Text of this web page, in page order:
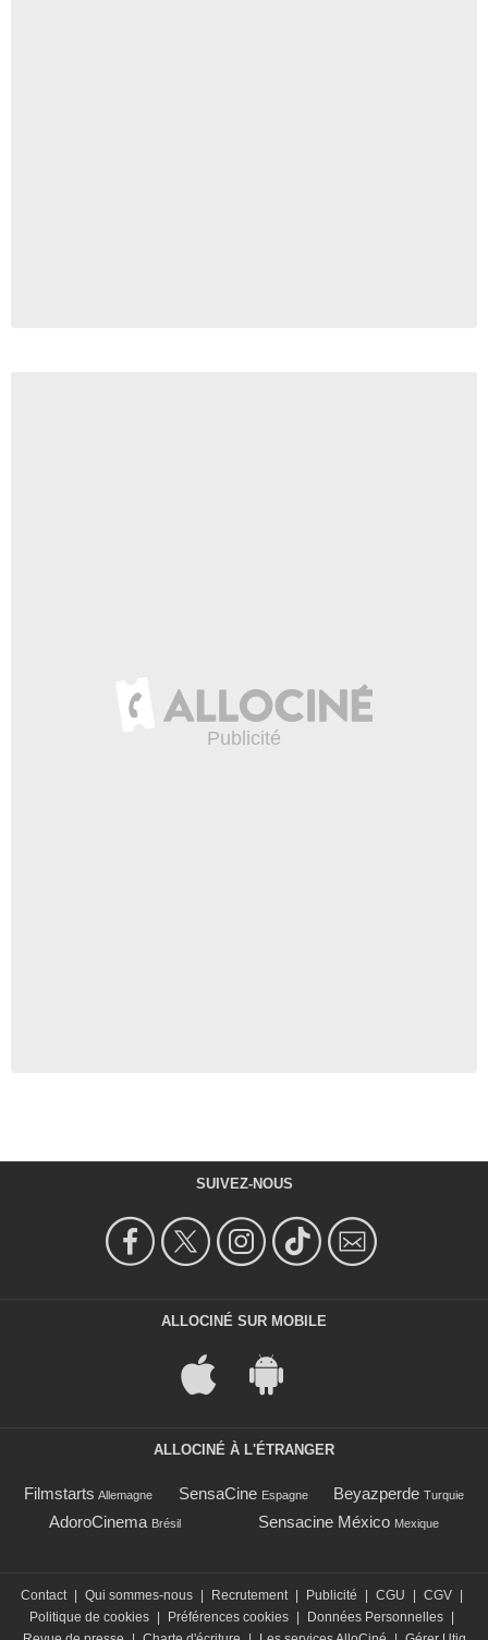
SUIVEZ-NOUS
ALLOCINÉ SUR MOBILE
ALLOCINÉ À L'ÉTRANGER
Filmstarts Allemagne SensaCine Espagne Beyazperde Turquie
AdoroCinema Brésil Sensacine México Mexique
Contact Qui sommes-nous Recrutement Publicité CGU CGV
Politique de cookies
Préférences cookies Données Personnelles